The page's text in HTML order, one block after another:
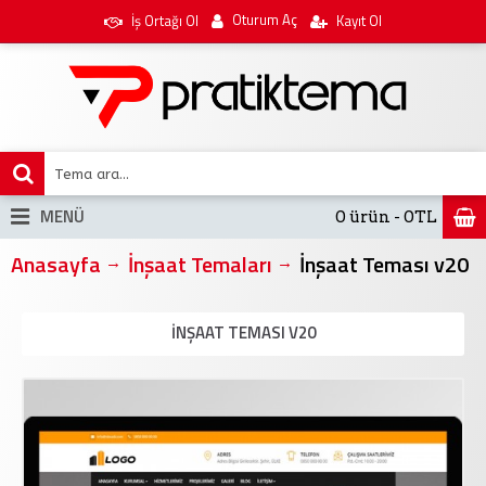
İş Ortağı Ol Oturum Aç Kayıt Ol
0 ürün - 0TL
MENÜ
Anasayfa İnşaat Temaları İnşaat Teması v20
İNŞAAT TEMASI V20